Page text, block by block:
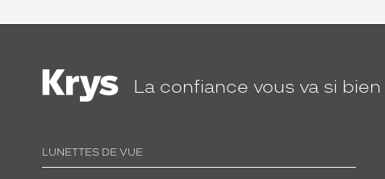
La confiance vous va si bien
LUNETTES DE VUE